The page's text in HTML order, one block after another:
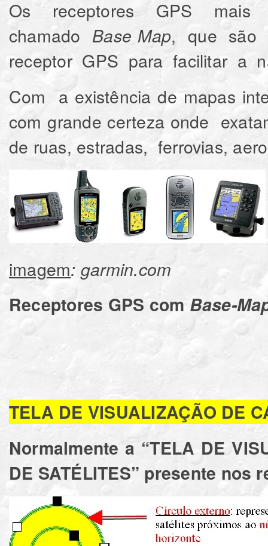
Os receptores GPS mais
chamado Base Map, que são
receptor GPS para facilitar a
Com a existência de mapas
com grande certeza onde
de ruas, estradas, ferrovias,
imagem: garmin.com
Receptores GPS com Base-
TELA DE VISUALIZAÇÃO DE
Normalmente a “TELA DE
DE SATÉLITES” presente nos